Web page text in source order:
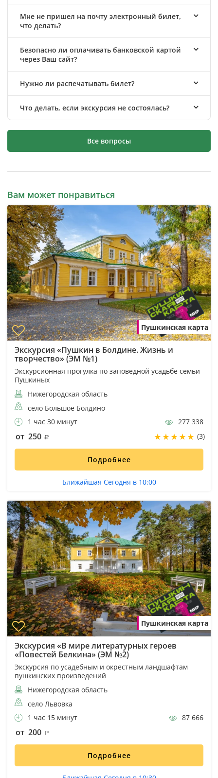
Мне не пришел на почту электронный билет,
что делать?
Безопасно ли оплачивать банковской картой
через Ваш сайт?
Нужно ли распечатывать билет?
Что делать, если экскурсия не состоялась?
Все вопросы
Вам может понравиться
Пушкинская карта
Экскурсия «Пушкин в Болдине. Жизнь и
творчество» (ЭМ №1)
Экскурсионная прогулка по заповедной усадьбе семьи
Пушкиных
Нижегородская область
село Большое Болдино
1 час 30 минут
277 338
от 250 (3)
Подробнее
Ближайшая Сегодня в 10:00
Пушкинская карта
Экскурсия «В мире литературных героев
«Повестей Белкина» (ЭМ №2)
Экскурсия по усадебным и окрестным ландшафтам
пушкинских произведений
Нижегородская область
село Львовка
1 час 15 минут
87 666
от 200
Подробнее